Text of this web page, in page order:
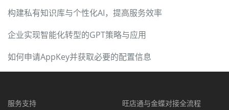
构建私有知识库与个性化AI，提高服务效率
企业实现智能化转型的GPT策略与应用
如何申请AppKey并获取必要的配置信息
服务支持
旺店通与金蝶对接全流程